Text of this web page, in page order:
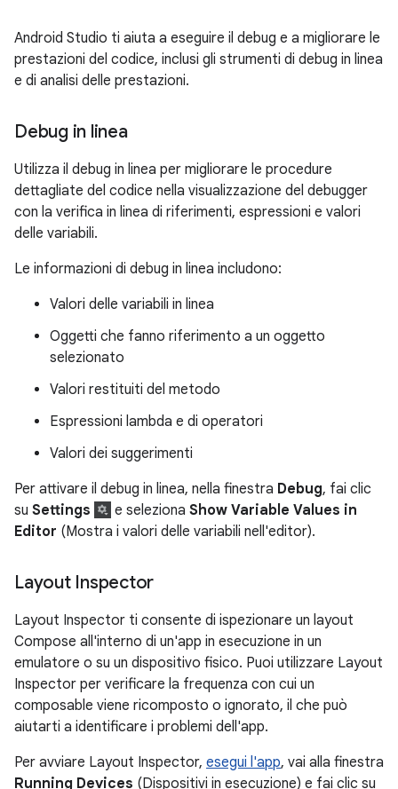
Android Studio ti aiuta a eseguire il debug e a migliorare le
prestazioni del codice, inclusi gli strumenti di debug in linea
e di analisi delle prestazioni.
Debug in linea
Utilizza il debug in linea per migliorare le procedure
dettagliate del codice nella visualizzazione del debugger
con la verifica in linea di riferimenti, espressioni e valori
delle variabili.
Le informazioni di debug in linea includono:
Valori delle variabili in linea
Oggetti che fanno riferimento a un oggetto
selezionato
Valori restituiti del metodo
Espressioni lambda e di operatori
Valori dei suggerimenti
Per attivare il debug in linea, nella finestra Debug, fai clic
su Settings e seleziona Show Variable Values in
Editor (Mostra i valori delle variabili nell'editor).
Layout Inspector
Layout Inspector ti consente di ispezionare un layout
Compose all'interno di un'app in esecuzione in un
emulatore o su un dispositivo fisico. Puoi utilizzare Layout
Inspector per verificare la frequenza con cui un
composable viene ricomposto o ignorato, il che può
aiutarti a identificare i problemi dell'app.
Per avviare Layout Inspector, esegui l'app, vai alla finestra
Running Devices (Dispositivi in esecuzione) e fai clic su